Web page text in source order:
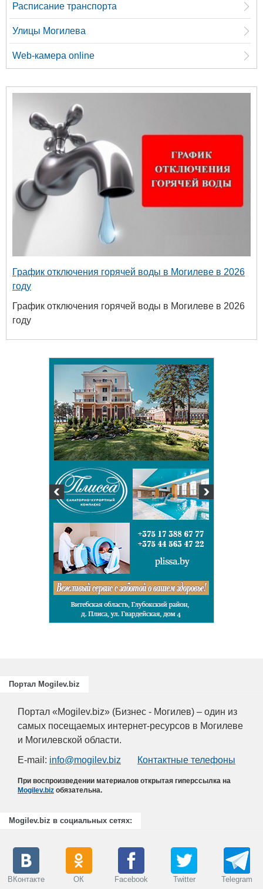
Расписание транспорта
Улицы Могилева
Web-камера online
График отключения горячей воды в Могилеве в 2026
году
График отключения горячей воды в Могилеве в 2026
году
Портал Mogilev.biz
Портал «Mogilev.biz» (Бизнес - Могилев) – один из
самых посещаемых интернет-ресурсов в Могилеве
и Могилевской области.
E-mail: info@mogilev.biz Контактные телефоны
При воспроизведении материалов открытая гиперссылка на
Mogilev.biz обязательна.
Mogilev.biz в социальных сетях:
ВКонтакте ОК Facebook Twitter Telegram